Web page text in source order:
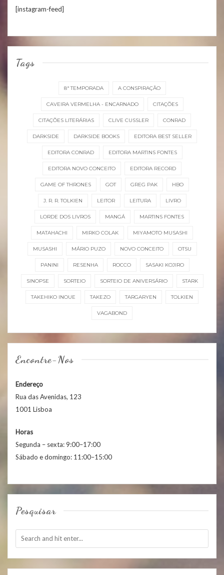
[instagram-feed]
Tags
8ª TEMPORADA A CONSPIRAÇÃO
CAVEIRA VERMELHA - ENCARNADO CITAÇÕES
CITAÇÕES LITERÁRIAS CLIVE CUSSLER CONRAD
DARKSIDE DARKSIDE BOOKS EDITORA BEST SELLER
EDITORA CONRAD EDITORA MARTINS FONTES
EDITORA NOVO CONCEITO EDITORA RECORD
GAME OF THRONES GOT GREG PAK HBO
J. R. R. TOLKIEN LEITOR LEITURA LIVRO
LORDE DOS LIVROS MANGÁ MARTINS FONTES
MATAHACHI MIRKO COLAK MIYAMOTO MUSASHI
MUSASHI MÁRIO PUZO NOVO CONCEITO OTSU
PANINI RESENHA ROCCO SASAKI KOJIRO
SINOPSE SORTEIO SORTEIO DE ANIVERSÁRIO STARK
TAKEHIKO INOUE TAKEZO TARGARYEN TOLKIEN
VAGABOND
Encontre-Nos
Endereço
Rua das Avenidas, 123
1001 Lisboa
Horas
Segunda – sexta: 9:00–17:00
Sábado e domingo: 11:00–15:00
Pesquisar